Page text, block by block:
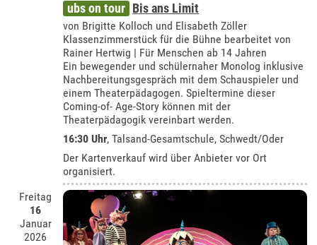
ubs on tour Bis ans Limit
von Brigitte Kolloch und Elisabeth Zöller
Klassenzimmerstück für die Bühne bearbeitet von
Rainer Hertwig | Für Menschen ab 14 Jahren
Ein bewegender und schülernaher Monolog inklusive
Nachbereitungsgespräch mit dem Schauspieler und
einem Theaterpädagogen. Spieltermine dieser
Coming-of- Age-Story können mit der
Theaterpädagogik vereinbart werden.
16:30 Uhr,Talsand-Gesamtschule, Schwedt/Oder
Der Kartenverkauf wird über Anbieter vor Ort
organisiert.
Freitag
16
Januar
2026